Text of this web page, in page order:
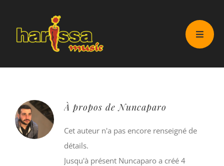
contenu
À propos deNuncaparo
Cet auteur n'a pas encore renseigné de
détails.
Jusqu'à présent Nuncaparo a créé 4